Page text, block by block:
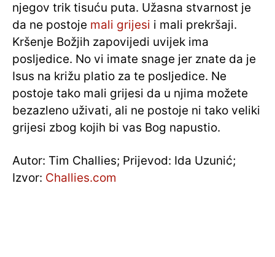
njegov trik tisuću puta. Užasna stvarnost je
da ne postoje mali grijesi i mali prekršaji.
Kršenje Božjih zapovijedi uvijek ima
posljedice. No vi imate snage jer znate da je
Isus na križu platio za te posljedice. Ne
postoje tako mali grijesi da u njima možete
bezazleno uživati, ali ne postoje ni tako veliki
grijesi zbog kojih bi vas Bog napustio.
Autor: Tim Challies; Prijevod: Ida Uzunić;
Izvor: Challies.com